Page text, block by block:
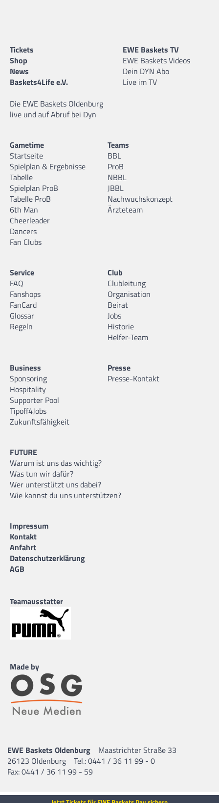
Tickets
Shop
News
Baskets4Life e.V.
Die EWE Baskets Oldenburg
live und auf Abruf bei Dyn
EWE Baskets TV
EWE Baskets Videos
Dein DYN Abo
Live im TV
Gametime
Startseite
Spielplan & Ergebnisse
Tabelle
Spielplan ProB
Tabelle ProB
6th Man
Cheerleader
Dancers
Fan Clubs
Teams
BBL
ProB
NBBL
JBBL
Nachwuchskonzept
Ärzteteam
Service
FAQ
Fanshops
FanCard
Glossar
Regeln
Club
Clubleitung
Organisation
Beirat
Jobs
Historie
Helfer-Team
Business
Sponsoring
Hospitality
Supporter Pool
Tipoff4Jobs
Zukunftsfähigkeit
Presse
Presse-Kontakt
FUTURE
Warum ist uns das wichtig?
Was tun wir dafür?
Wer unterstützt uns dabei?
Wie kannst du uns unterstützen?
Impressum
Kontakt
Anfahrt
Datenschutzerklärung
AGB
Teamausstatter
Made by
EWE Baskets Oldenburg
Maastrichter Straße 33
26123 Oldenburg
Tel.: 0441 / 36 11 99 - 0
Fax: 0441 / 36 11 99 - 59